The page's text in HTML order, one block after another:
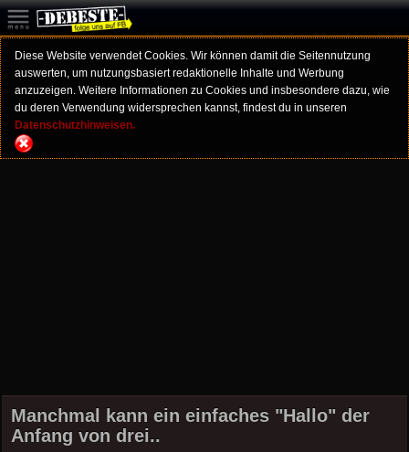
Diese Website verwendet Cookies. Wir können damit die Seitennutzung
auswerten, um nutzungsbasiert redaktionelle Inhalte und Werbung
anzuzeigen. Weitere Informationen zu Cookies und insbesondere dazu, wie
du deren Verwendung widersprechen kannst, findest du in unseren
Datenschutzhinweisen.
Manchmal kann ein einfaches "Hallo" der
Anfang von drei..